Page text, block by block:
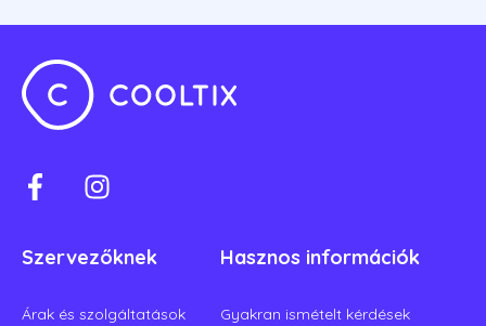
Szervezőknek
Árak és szolgáltatások
Hasznos információk
Gyakran ismételt kérdések